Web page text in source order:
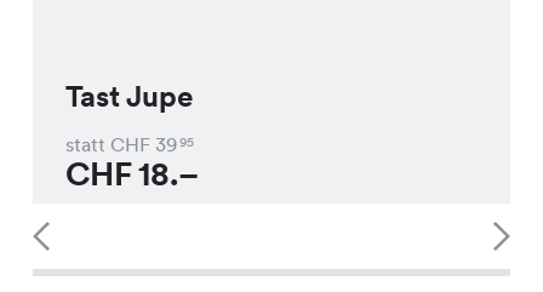
Tast Jupe
statt CHF 3995
CHF18.–